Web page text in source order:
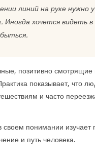
линий на руке
Иногда хочется видеть
позитивно
показывает, что
и часто
своем понимании изучает
и путь человека.